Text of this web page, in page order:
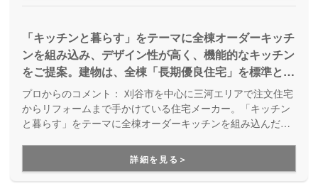
「キッチンと暮らす」をテーマに全棟オーダーキッチ
ンを組み込み、デザイン性が高く、機能的なキッチン
をご提案。建物は、全棟「長期優良住宅」を標準と
し、末永く快適に暮らせる家、そしてメンテナンスの
しやすい家をつくります。 予算を抑えて、内装はお
洒落に、構造も頑丈で、省エネで断熱性の高い家がい
プロからのコメント： 刈谷市を中心に三河エリアで注文住宅
からリフォームまで手かけている住宅メーカー。「キッチン
と暮らす」をテーマに全棟オーダーキッチンを組み込んだ家
に、一棟づつ丁寧な家づくり。手が届く価格でオーダーキッ
チンを組み込んだ理想の家を建てられる点が大きな強みで
す。
詳細を見る＞